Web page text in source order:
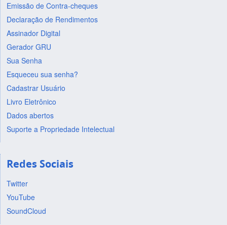
Emissão de Contra-cheques
Declaração de Rendimentos
Assinador Digital
Gerador GRU
Sua Senha
Esqueceu sua senha?
Cadastrar Usuário
Livro Eletrônico
Dados abertos
Suporte a Propriedade Intelectual
Redes Sociais
Twitter
YouTube
SoundCloud